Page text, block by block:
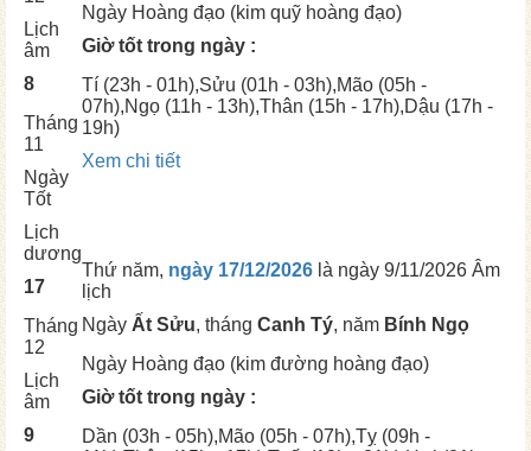
Lịch
âm
8
Tháng
11
Ngày
Tốt
Ngày Hoàng đạo (kim quỹ hoàng đạo)
Giờ tốt trong ngày :
Tí (23h - 01h),Sửu (01h - 03h),Mão (05h -
07h),Ngọ (11h - 13h),Thân (15h - 17h),Dậu (17h -
19h)
Xem chi tiết
Lịch
dương
17
Tháng
12
Lịch
âm
9
Thứ năm, ngày 17/12/2026 là ngày 9/11/2026 Âm
lịch
Ngày Ất Sửu, tháng Canh Tý, năm Bính Ngọ
Ngày Hoàng đạo (kim đường hoàng đạo)
Giờ tốt trong ngày :
Dần (03h - 05h),Mão (05h - 07h),Tỵ (09h -